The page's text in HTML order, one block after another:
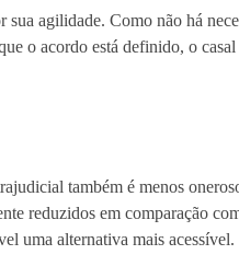
agilidade. Como não há
o acordo está definido, o
também é menos
reduzidos em comparação
uma alternativa mais acessível.